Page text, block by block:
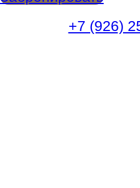
+7 (926)